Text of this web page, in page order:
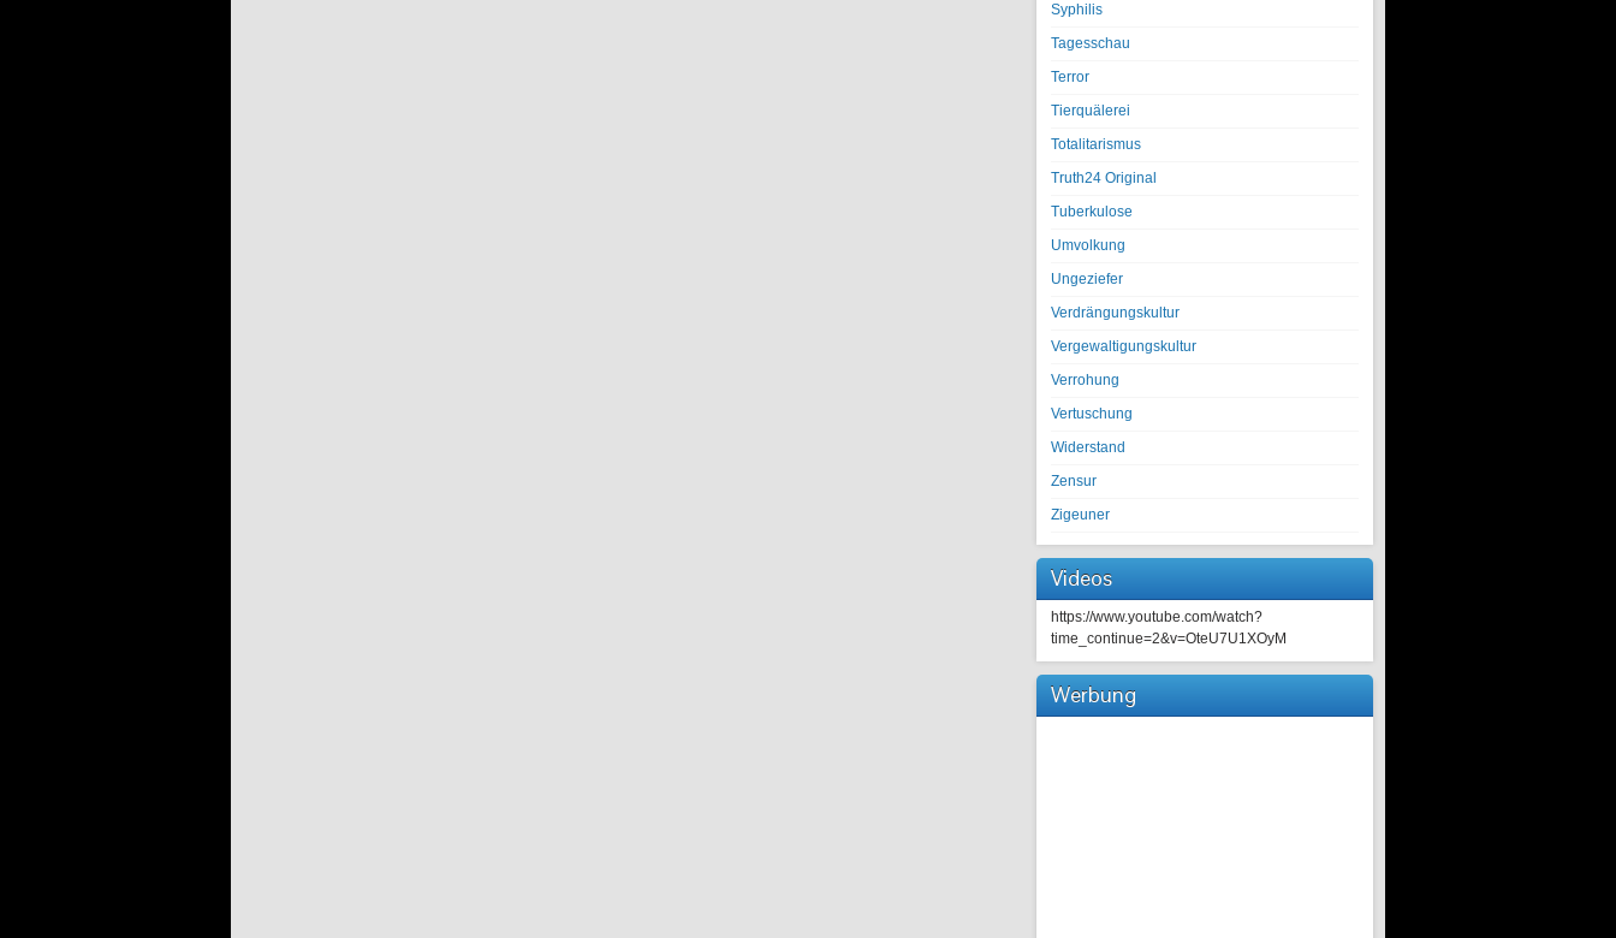
Syphilis
Tagesschau
Terror
Tierquälerei
Totalitarismus
Truth24 Original
Tuberkulose
Umvolkung
Ungeziefer
Verdrängungskultur
Vergewaltigungskultur
Verrohung
Vertuschung
Widerstand
Zensur
Zigeuner
Videos
https://www.youtube.com/watch?
time_continue=2&v=OteU7U1XOyM
Werbung